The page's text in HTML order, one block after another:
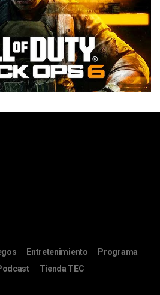
Entretenimiento
Programa
Tienda TEC